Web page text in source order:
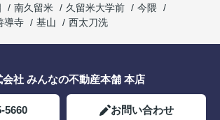
南久留米 久留米大学前
今隈
導寺 基山 西太刀洗
会社 みんなの不動産本舗 本店
5660 お問い合わせ